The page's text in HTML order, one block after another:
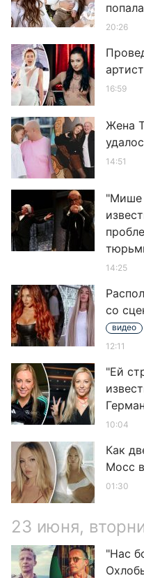
20:26
16:59
Жена
14:51
"Мише
14:25
со
видео
12:11
"Ей
10:04
Как
Мосс
01:30
23 июня,
"Нас